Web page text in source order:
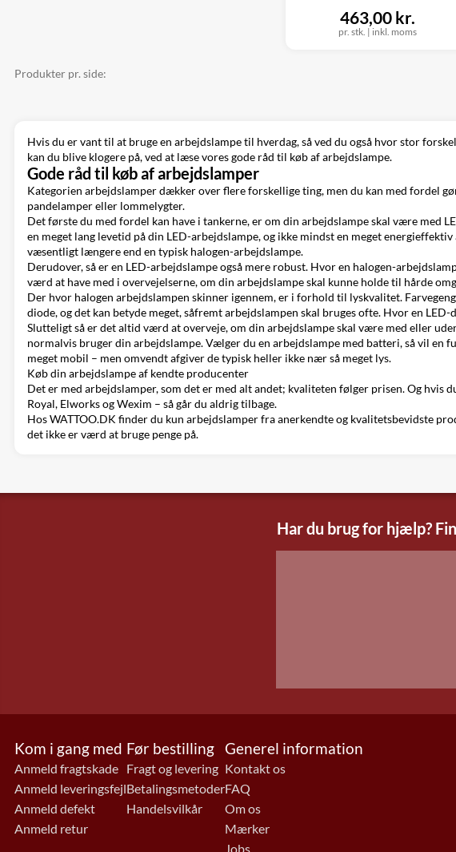
pr. stk. | inkl. moms
463,00 kr.
Produkter pr. side:
Hvis du er vant til at bruge en arbejdslampe til hverdag, så ved du også hvor stor
kan du blive klogere på, ved at læse vores gode råd til køb af arbejdslampe.
Gode råd til køb af arbejdslamper
Kategorien arbejdslamper dækker over flere forskellige ting, men du kan med fordel
pandelampereller lommelygter.
Det første du med fordel kan have i tankerne, er om din arbejdslampe skal være med
en meget lang levetid på din LED-arbejdslampe, og ikke mindst en meget
væsentligt længere end en typisk halogen-arbejdslampe.
Derudover, så er en LED-arbejdslampe også mere robust. Hvor en halogen-
værd at have med i overvejelserne, om din arbejdslampe skal kunne holde til hårde
Der hvor halogen arbejdslampen skinner igennem, er i forhold til lyskvalitet.
diode, og det kan betyde meget, såfremt arbejdslampen skal bruges ofte. Hvor en
Slutteligt så er det altid værd at overveje, om din arbejdslampe skal være med eller
normalvis bruger din arbejdslampe. Vælger du en arbejdslampe med batteri, så vil
meget mobil – men omvendt afgiver de typisk heller ikke nær så meget lys.
Køb din arbejdslampe af kendte producenter
Det er med arbejdslamper, som det er med alt andet; kvaliteten følger prisen. Og
Royal, Elworksog Wexim – så går du aldrig tilbage.
Hos WATTOO.DK finder du kun arbejdslamper fra anerkendte og kvalitetsbevidste
det ikke er værd at bruge penge på.
Har du brug for hjælp?
Kom i gang med
Anmeld fragtskade
Anmeld leveringsfejl
Anmeld defekt
Anmeld retur
Før bestilling
Fragt og levering
Betalingsmetoder
Handelsvilkår
Generel information
Kontakt os
FAQ
Om os
Mærker
Jobs